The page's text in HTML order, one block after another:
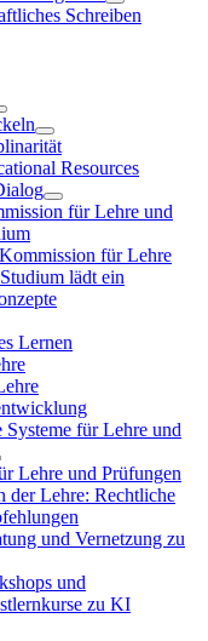
Schreiben
Resources
für Lehre und
für Lehre
lädt ein
Lernen
Systeme für Lehre und
Lehre und Prüfungen
der Lehre: Rechtliche
und Vernetzung zu
und
zu KI